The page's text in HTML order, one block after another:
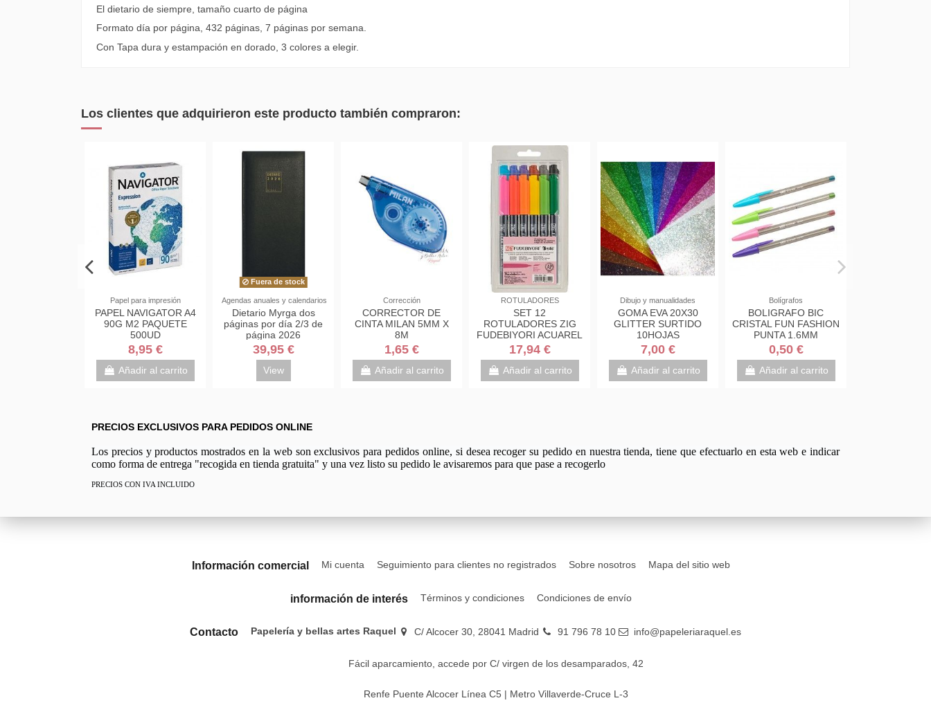
El dietario de siempre, tamaño cuarto de página
Formato día por página, 432 páginas, 7 páginas por semana.
Con Tapa dura y estampación en dorado, 3 colores a elegir.
Los clientes que adquirieron este producto también compraron:
Papel para impresión
PAPEL NAVIGATOR A4
90G M2 PAQUETE
500UD
8,95 €
Añadir al carrito
Fuera de stock
Agendas anuales y calendarios
Dietario Myrga dos
páginas por día 2/3 de
página 2026
39,95 €
View
Corrección
CORRECTOR DE
CINTA MILAN 5MM X
8M
1,65 €
Añadir al carrito
ROTULADORES
SET 12
ROTULADORES ZIG
FUDEBIYORI ACUAREL
PUNTA PINCEL
17,94 €
Añadir al carrito
Dibujo y manualidades
GOMA EVA 20X30
GLITTER SURTIDO
10HOJAS
7,00 €
Añadir al carrito
Bolígrafos
BOLIGRAFO BIC
CRISTAL FUN FASHION
PUNTA 1.6MM
0,50 €
Añadir al carrito
PRECIOS EXCLUSIVOS PARA PEDIDOS ONLINE
Los precios y productos mostrados en la web son exclusivos para pedidos online, si desea recoger su pedido en nuestra tienda, tiene que efectuarlo en esta web e indicar
como forma de entrega "recogida en tienda gratuita" y una vez listo su pedido le avisaremos para que pase a recogerlo
PRECIOS CON IVA INCLUIDO
Información comercial Mi cuenta Seguimiento para clientes no registrados Sobre nosotros Mapa del sitio web
información de interés Términos y condiciones Condiciones de envío
Contacto Papelería y bellas artes Raquel C/ Alcocer 30, 28041 Madrid 91 796 78 10 info@papeleriaraquel.es
Fácil aparcamiento, accede por C/ virgen de los desamparados, 42
Renfe Puente Alcocer Línea C5 | Metro Villaverde-Cruce L-3